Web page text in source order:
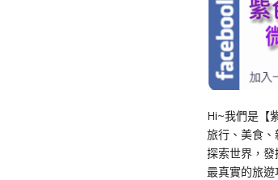
Hi~我們是【
旅行、美食
探索世界，
最真實的旅